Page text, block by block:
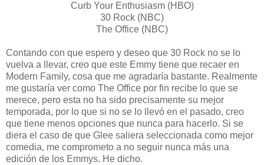
Curb Your Enthusiasm (HBO)
30 Rock (NBC)
The Office (NBC)
Contando con que espero y deseo que 30 Rock no se lo
vuelva a llevar, creo que este Emmy tiene que recaer en
Modern Family, cosa que me agradaría bastante. Realmente
me gustaría ver como The Office por fin recibe lo que se
merece, pero esta no ha sido precisamente su mejor
temporada, por lo que si no se lo llevó en el pasado, creo
que tiene menos opciones que nunca para hacerlo. Si se
diera el caso de que Glee saliera seleccionada como mejor
comedia, me comprometo a no seguir nunca más una
edición de los Emmys. He dicho.